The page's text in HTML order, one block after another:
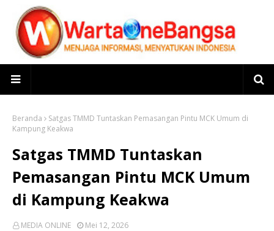
Beranda
Satgas TMMD Tuntaskan Pemasangan Pintu MCK Umum di
Kampung Keakwa
Satgas TMMD Tuntaskan
Pemasangan Pintu MCK Umum
di Kampung Keakwa
MEDIA ONLINE Mei 12, 2026